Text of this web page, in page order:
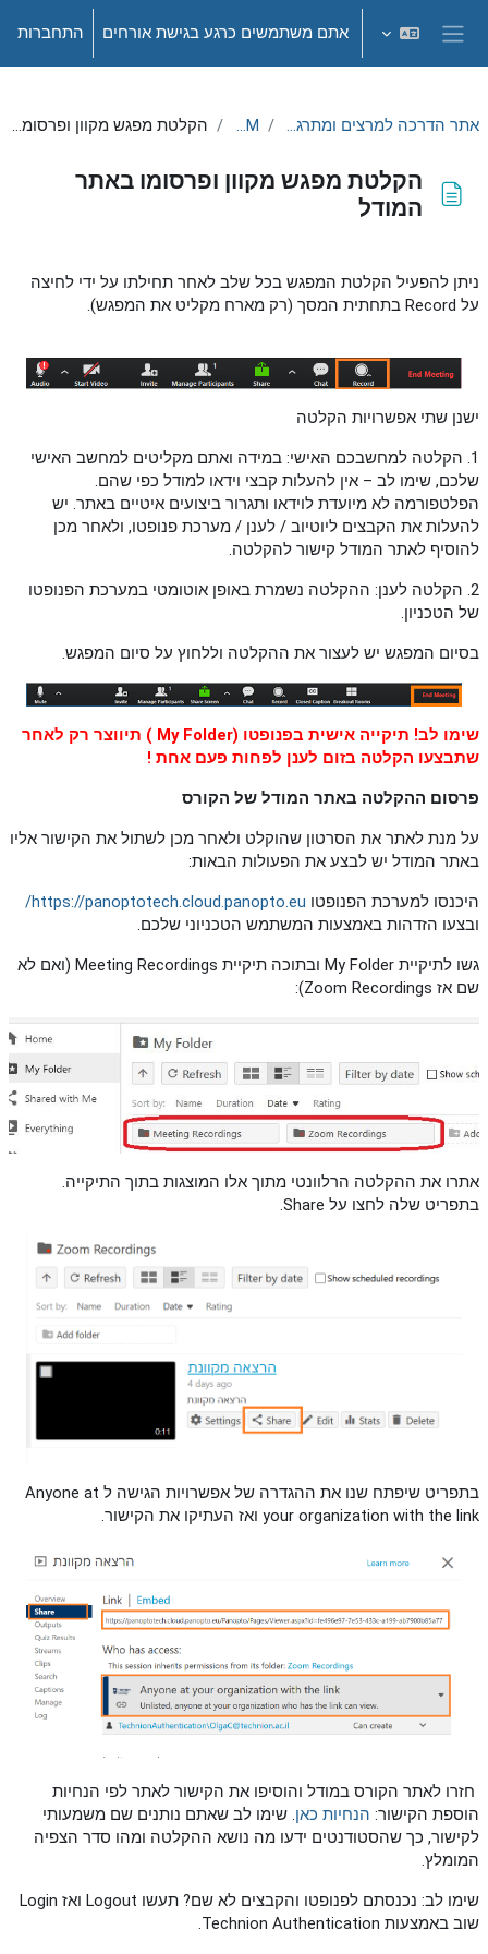
חלון סקירה צדדי
אתם משתמשים כרגע בגישת אורחים התחברות
אתר הדרכה למרצים ומתרגלים - תשפ"ה ZOOM הקלטת מפגש מקוון ופרסומו באתר המודל
הקלטת מפגש מקוון ופרסומו באתר
המודל
ניתן להפעיל הקלטת המפגש בכל שלב לאחר תחילתו על ידי לחיצה
על Record בתחתית המסך (רק מארח מקליט את המפגש).
ישנן שתי אפשרויות הקלטה
1. הקלטה למחשבכם האישי: במידה ואתם מקליטים למחשב האישי
שלכם, שימו לב – אין להעלות קבצי וידאו למודל כפי שהם.
הפלטפורמה לא מיועדת לוידאו ותגרור ביצועים איטיים באתר. יש
להעלות את הקבצים ליוטיוב / לענן / מערכת פנופטו, ולאחר מכן
להוסיף לאתר המודל קישור להקלטה.
2. הקלטה לענן: ההקלטה נשמרת באופן אוטומטי במערכת הפנופטו
של הטכניון.
בסיום המפגש יש לעצור את ההקלטה וללחוץ על סיום המפגש.
שימו לב! תיקייה אישית בפנופטו (My Folder ) תיווצר רק לאחר
שתבצעו הקלטה בזום לענן לפחות פעם אחת !
פרסום ההקלטה באתר המודל של הקורס
על מנת לאתר את הסרטון שהוקלט ולאחר מכן לשתול את הקישור אליו
באתר המודל יש לבצע את הפעולות הבאות:
היכנסו למערכת הפנופטו https://panoptotech.cloud.panopto.eu/
ובצעו הזדהות באמצעות המשתמש הטכניוני שלכם.
גשו לתיקיית My Folder ובתוכה תיקיית Meeting Recordings (ואם לא
שם אז Zoom Recordings):
אתרו את ההקלטה הרלוונטי מתוך אלו המוצגות בתוך התיקייה.
בתפריט שלה לחצו על Share.
בתפריט שיפתח שנו את ההגדרה של אפשרויות הגישה ל Anyone at
your organization with the link ואז העתיקו את הקישור.
חזרו לאתר הקורס במודל והוסיפו את הקישור לאתר לפי הנחיות
הוספת הקישור: הנחיות כאן. שימו לב שאתם נותנים שם משמעותי
לקישור, כך שהסטודנטים ידעו מה נושא ההקלטה ומהו סדר הצפיה
המומלץ.
שימו לב: נכנסתם לפנופטו והקבצים לא שם? תעשו Logout ואז Login
שוב באמצעות Technion Authentication.